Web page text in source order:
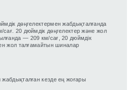
дөңгелектермен жабдықталғанда
20 дюймдік дөңгелектер және жол
— 209 км/сағ, 20 дюймдік
жол талғамайтын шиналар
кезде ең жоғары